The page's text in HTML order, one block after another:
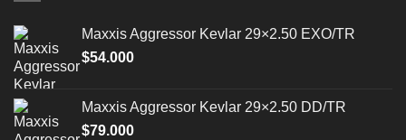
Maxxis Aggressor Kevlar 29×2.50 EXO/TR
$54.000
Maxxis Aggressor Kevlar 29×2.50 DD/TR
$79.000